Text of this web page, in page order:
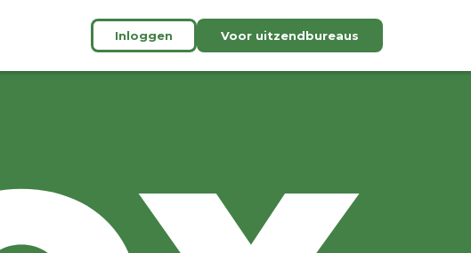
Inloggen Voor uitzendbureaus